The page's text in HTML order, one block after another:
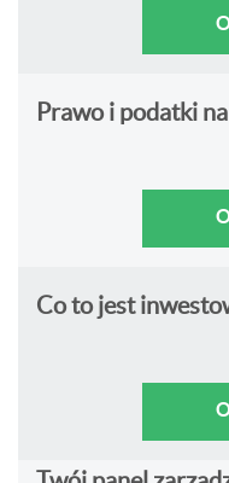
Prawo i podatki
Co to jest